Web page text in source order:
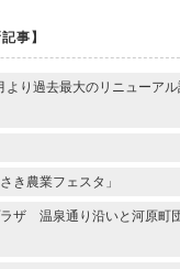
事】
り過去最大のリニューアル
き農業フェスタ」
ザ 温泉通り沿いと河原町